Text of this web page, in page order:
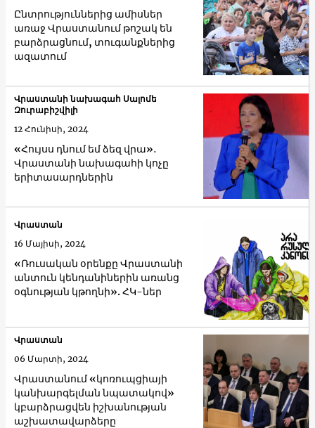
Ընտրություններից ամիսներ
առաջ Վրաստանում թոշակ են
բարձրացնում, տուգանքներից
ազատում
«Հույսս դնում եմ ձեզ վրա»․
Վրաստանի նախագահի կոչը
երիտասարդներին
Վրաստանի նախագահ Սալոմե
Զուրաբիշվիլի
12 Հունիսի, 2024
«Ռուսական օրենքը Վրաստանի
անտուն կենդանիներին առանց
օգնության կթողնի». ՀԿ-ներ
Վրաստան
16 Մայիսի, 2024
Վրաստանում «կոռուպցիայի
կանխարգելման նպատակով»
կբարձրացվեն իշխանության
աշխատավարձերը
Վրաստան
06 Մարտի, 2024